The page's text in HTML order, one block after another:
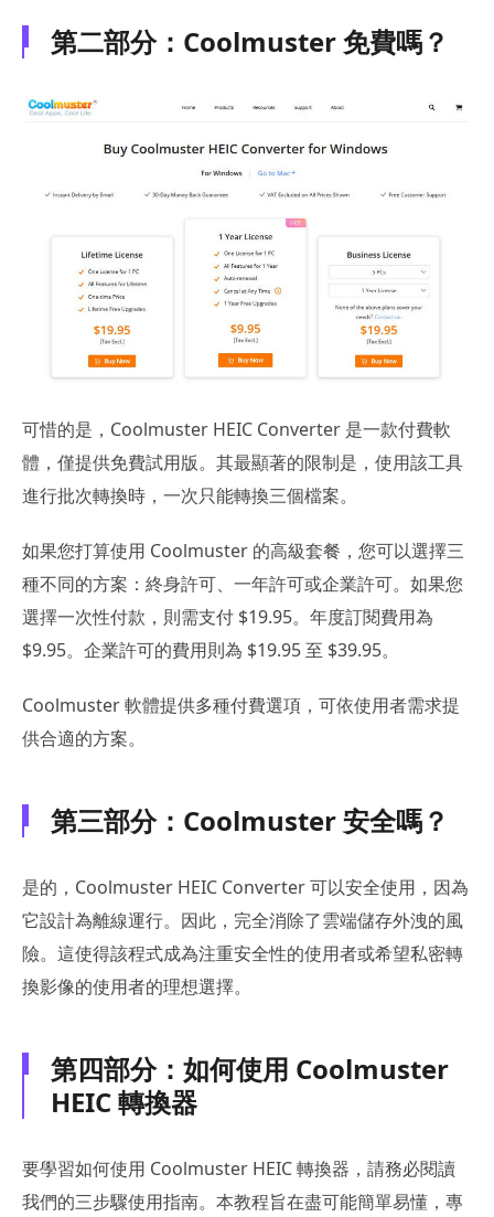
第二部分：Coolmuster 免費嗎？
可惜的是，Coolmuster HEIC Converter 是一款付費軟
體，僅提供免費試用版。其最顯著的限制是，使用該工具
進行批次轉換時，一次只能轉換三個檔案。
如果您打算使用 Coolmuster 的高級套餐，您可以選擇三
種不同的方案：終身許可、一年許可或企業許可。如果您
選擇一次性付款，則需支付 $19.95。年度訂閱費用為
$9.95。企業許可的費用則為 $19.95 至 $39.95。
Coolmuster 軟體提供多種付費選項，可依使用者需求提
供合適的方案。
第三部分：Coolmuster 安全嗎？
是的，Coolmuster HEIC Converter 可以安全使用，因為
它設計為離線運行。因此，完全消除了雲端儲存外洩的風
險。這使得該程式成為注重安全性的使用者或希望私密轉
換影像的使用者的理想選擇。
第四部分：如何使用 Coolmuster
HEIC 轉換器
要學習如何使用 Coolmuster HEIC 轉換器，請務必閱讀
我們的三步驟使用指南。本教程旨在盡可能簡單易懂，專